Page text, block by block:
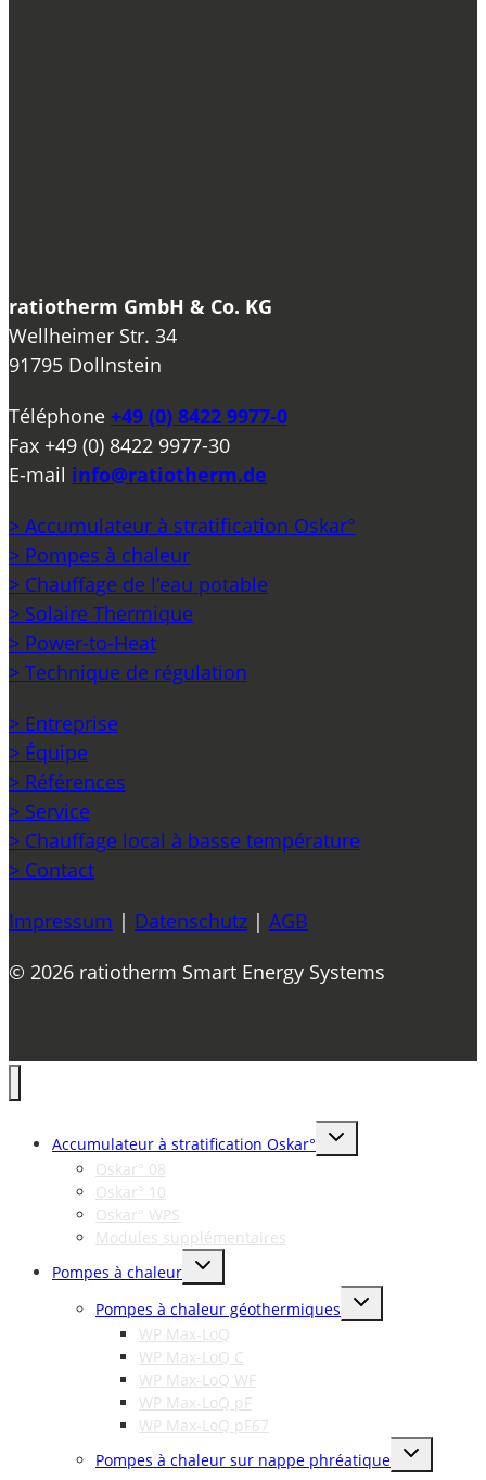
ratiotherm GmbH & Co. KG
Wellheimer Str. 34
91795 Dollnstein
Téléphone +49 (0) 8422 9977-0
Fax +49 (0) 8422 9977-30
E-mail info@ratiotherm.de
> Accumulateur à stratification Oskar°
> Pompes à chaleur
> Chauffage de l’eau potable
> Solaire Thermique
> Power-to-Heat
> Technique de régulation
> Entreprise
> Équipe
> Références
> Service
> Chauffage local à basse température
> Contact
Impressum | Datenschutz | AGB
© 2026 ratiotherm Smart Energy Systems
Accumulateur à stratification Oskar°
Toggle
child
Oskar° 08
Oskar° 10
Oskar° WPS
Modules supplémentaires
Pompes à chaleur
Toggle
child
Pompes à chaleur géothermiques
Toggle
child
WP Max-LoQ
WP Max-LoQ C
WP Max-LoQ WF
WP Max-LoQ pF
WP Max-LoQ pF67
Pompes à chaleur sur nappe phréatique
Toggle
child